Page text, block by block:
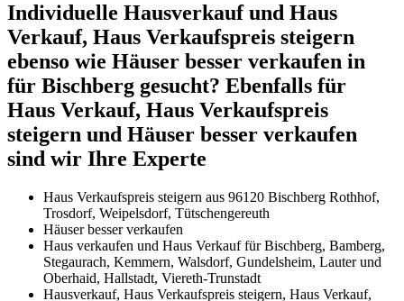
Individuelle Hausverkauf und Haus
Verkauf, Haus Verkaufspreis steigern
ebenso wie Häuser besser verkaufen in
für Bischberg gesucht? Ebenfalls für
Haus Verkauf, Haus Verkaufspreis
steigern und Häuser besser verkaufen
sind wir Ihre Experte
Haus Verkaufspreis steigern aus 96120 Bischberg Rothhof,
Trosdorf, Weipelsdorf, Tütschengereuth
Häuser besser verkaufen
Haus verkaufen und Haus Verkauf für Bischberg, Bamberg,
Stegaurach, Kemmern, Walsdorf, Gundelsheim, Lauter und
Oberhaid, Hallstadt, Viereth-Trunstadt
Hausverkauf, Haus Verkaufspreis steigern, Haus Verkauf,